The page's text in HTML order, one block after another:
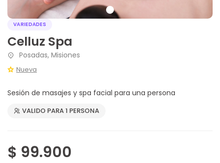
VARIEDADES
Celluz Spa
Posadas, Misiones
Nueva
Sesión de masajes y spa facial para una persona
VALIDO PARA 1 PERSONA
$ 99.900